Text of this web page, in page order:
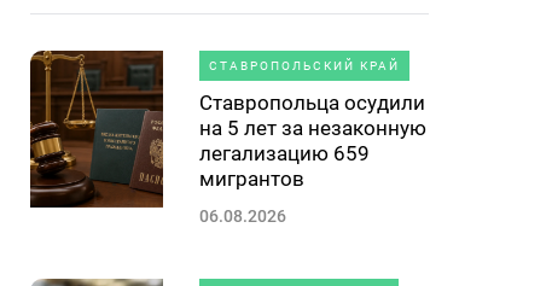
СТАВРОПОЛЬСКИЙ КРАЙ
Ставропольца осудили
на 5 лет за незаконную
легализацию 659
мигрантов
06.08.2026